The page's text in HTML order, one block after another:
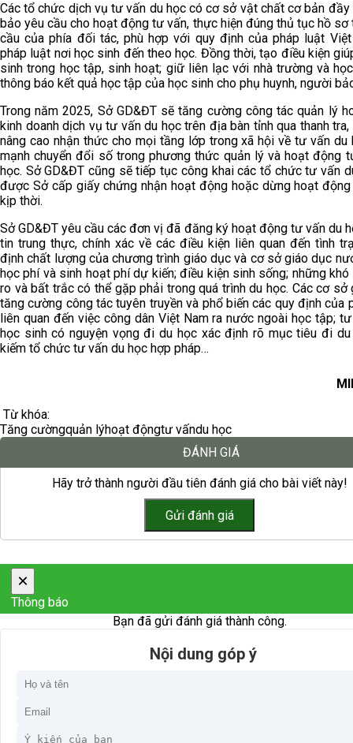
Các tổ chức dịch vụ tư vấn du học có cơ sở vật chất cơ bản
bảo yêu cầu cho hoạt động tư vấn, thực hiện đúng thủ tục hồ sơ
cầu của phía đối tác, phù hợp với quy định của pháp luật
pháp luật nơi học sinh đến theo học. Đồng thời, tạo điều kiện
sinh trong học tập, sinh hoạt; giữ liên lạc với nhà trường và
thông báo kết quả học tập của học sinh cho phụ huynh, người
Trong năm 2025, Sở GD&ĐT sẽ tăng cường công tác quản lý
kinh doanh dịch vụ tư vấn du học trên địa bàn tỉnh qua thanh tra,
nâng cao nhận thức cho mọi tầng lớp trong xã hội về tư vấn du
mạnh chuyển đổi số trong phương thức quản lý và hoạt động
học. Sở GD&ĐT cũng sẽ tiếp tục công khai các tổ chức tư vấn
được Sở cấp giấy chứng nhận hoạt động hoặc dừng hoạt động
kịp thời.
Sở GD&ĐT yêu cầu các đơn vị đã đăng ký hoạt động tư vấn du
tin trung thực, chính xác về các điều kiện liên quan đến tình
định chất lượng của chương trình giáo dục và cơ sở giáo dục
học phí và sinh hoạt phí dự kiến; điều kiện sinh sống; những khó
ro và bất trắc có thể gặp phải trong quá trình du học. Các cơ sở
tăng cường công tác tuyên truyền và phổ biến các quy định của
liên quan đến việc công dân Việt Nam ra nước ngoài học tập;
học sinh có nguyện vọng đi du học xác định rõ mục tiêu đi
kiếm tổ chức tư vấn du học hợp pháp…
Từ khóa:
Tăng cườngquản lýhoạt độngtư vấndu học
ĐÁNH GIÁ
Hãy trở thành người đầu tiên đánh giá cho bài viết này!
×
Thông báo
Bạn đã gửi đánh giá thành công.
Nội dung góp ý